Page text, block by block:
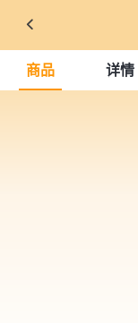
商品 详情